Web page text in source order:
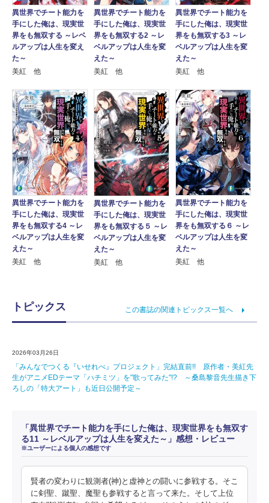
異世界でチート能力を
手にした俺は、現実世
界をも無双する ～レベ
ルアップは人生を変え
た～
美紅 他
異世界でチート能力を
手にした俺は、現実世
界をも無双する2 ～レ
ベルアップは人生を変
えた～
美紅 他
異世界でチート能力を
手にした俺は、現実世
界をも無双する3 ～レ
ベルアップは人生を変
えた～
美紅 他
異世界でチート能力を
手にした俺は、現実世
界をも無双する4 ～レ
ベルアップは人生を変
えた～
美紅 他
異世界でチート能力を
手にした俺は、現実世
界をも無双する５ ～レ
ベルアップは人生を変
えた～
美紅 他
異世界でチート能力を
手にした俺は、現実世
界をも無双する６ ～レ
ベルアップは人生を変
えた～
美紅 他
トピックス この書誌の関連トピックス一覧へ
2026年03月26日
「みんなでつくる『いせれべ』プロジェクト」完結直前!! 原作者・美紅先
生がアニメEDテーマ「ハチミツ」を"歌ってみた"!? ～桑島黎音先生描き下
ろしの「特大アート」も近日公開予定～
「異世界でチート能力を手にした俺は、現実世界をも無双す
る11 ～レベルアップは人生を変えた～」感想・レビュー
※ユーザーによる個人の感想です
賢者の変わりに観測者(神)と虚神との闘いに参戦する。そこ
に剣聖、蹴聖、魔聖も参戦すると言って来た。そして上位